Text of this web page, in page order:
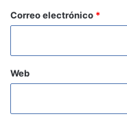
*
Correo electrónico *
Web